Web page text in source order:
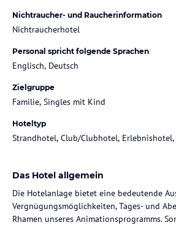
Nichtraucher- und Raucherinformation
Nichtraucherhotel
Personal spricht folgende Sprachen
Englisch, Deutsch
Zielgruppe
Familie, Singles mit Kind
Hoteltyp
Strandhotel, Club/Clubhotel,
Das Hotel allgemein
Die Hotelanlage bietet eine bedeutende
Vergnügungsmöglichkeiten, Tages- und
Rhamen unseres Animationsprogramms.